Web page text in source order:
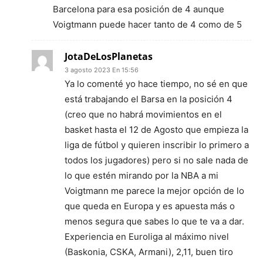
Barcelona para esa posición de 4 aunque
Voigtmann puede hacer tanto de 4 como de 5
JotaDeLosPlanetas
3 agosto 2023 En 15:56
Ya lo comenté yo hace tiempo, no sé en que
está trabajando el Barsa en la posición 4
(creo que no habrá movimientos en el
basket hasta el 12 de Agosto que empieza la
liga de fútbol y quieren inscribir lo primero a
todos los jugadores) pero si no sale nada de
lo que estén mirando por la NBA a mi
Voigtmann me parece la mejor opción de lo
que queda en Europa y es apuesta más o
menos segura que sabes lo que te va a dar.
Experiencia en Euroliga al máximo nivel
(Baskonia, CSKA, Armani), 2,11, buen tiro